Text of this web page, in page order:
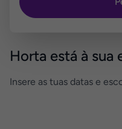
Horta está à sua
Insere as tuas datas e